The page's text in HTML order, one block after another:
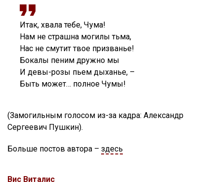
Итак, хвала тебе, Чума!
Нам не страшна могилы тьма,
Нас не смутит твое призванье!
Бокалы пеним дружно мы
И девы-розы пьем дыханье, –
Быть может… полное Чумы!
(Замогильным голосом из-за кадра: Александр
Сергеевич Пушкин).
Больше постов автора – здесь
Вис Виталис